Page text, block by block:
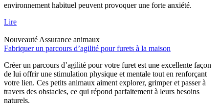
environnement habituel peuvent provoquer une forte anxiété.
Lire
Nouveauté Assurance animaux
Fabriquer un parcours d’agilité pour furets à la maison
Créer un parcours d’agilité pour votre furet est une excellente façon
de lui offrir une stimulation physique et mentale tout en renforçant
votre lien. Ces petits animaux aiment explorer, grimper et passer à
travers des obstacles, ce qui répond parfaitement à leurs besoins
naturels.